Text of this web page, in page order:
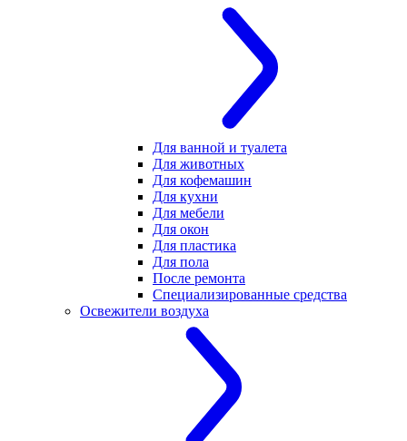
Для ванной и туалета
Для животных
Для кофемашин
Для кухни
Для мебели
Для окон
Для пластика
Для пола
После ремонта
Специализированные средства
Освежители воздуха